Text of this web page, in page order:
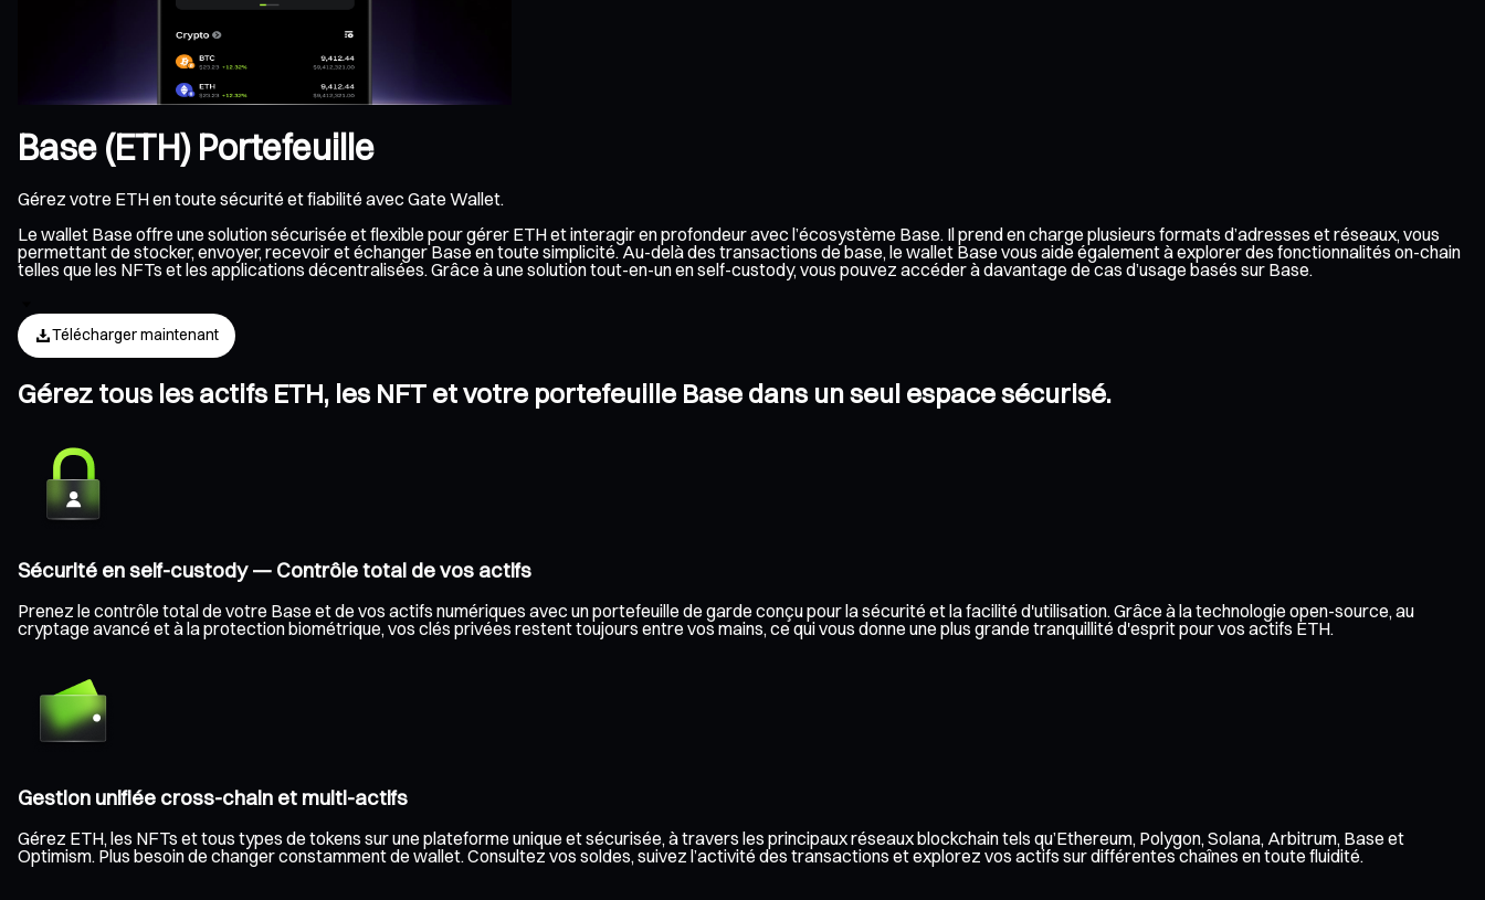
Base (ETH) Portefeuille
Gérez votre ETH en toute sécurité et fiabilité avec Gate Wallet.
Le wallet Base offre une solution sécurisée et flexible pour gérer ETH et interagir en profondeur avec l’écosystème Base. Il prend en charge plusieurs formats d’adresses et réseaux, vous
permettant de stocker, envoyer, recevoir et échanger Base en toute simplicité. Au-delà des transactions de base, le wallet Base vous aide également à explorer des fonctionnalités on-chain
telles que les NFTs et les applications décentralisées. Grâce à une solution tout-en-un en self-custody, vous pouvez accéder à davantage de cas d’usage basés sur Base.
Télécharger maintenant
Gérez tous les actifs ETH, les NFT et votre portefeuille Base dans un seul espace sécurisé.
Sécurité en self-custody — Contrôle total de vos actifs
Prenez le contrôle total de votre Base et de vos actifs numériques avec un portefeuille de garde conçu pour la sécurité et la facilité d'utilisation. Grâce à la technologie open-source, au
cryptage avancé et à la protection biométrique, vos clés privées restent toujours entre vos mains, ce qui vous donne une plus grande tranquillité d'esprit pour vos actifs ETH.
Gestion unifiée cross-chain et multi-actifs
Gérez ETH, les NFTs et tous types de tokens sur une plateforme unique et sécurisée, à travers les principaux réseaux blockchain tels qu’Ethereum, Polygon, Solana, Arbitrum, Base et
Optimism. Plus besoin de changer constamment de wallet. Consultez vos soldes, suivez l’activité des transactions et explorez vos actifs sur différentes chaînes en toute fluidité.